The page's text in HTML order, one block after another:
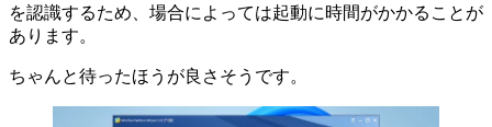
を認識するため、場合によっては起動に時間がかかることが
あります。
ちゃんと待ったほうが良さそうです。